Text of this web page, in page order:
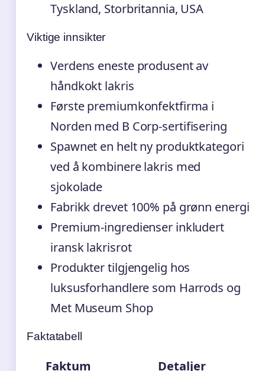
Tyskland, Storbritannia, USA
Viktige innsikter
Verdens eneste produsent av
håndkokt lakris
Første premiumkonfektfirma i
Norden med B Corp-sertifisering
Spawnet en helt ny produktkategori
ved å kombinere lakris med
sjokolade
Fabrikk drevet 100% på grønn energi
Premium-ingredienser inkludert
iransk lakrisrot
Produkter tilgjengelig hos
luksusforhandlere som Harrods og
Met Museum Shop
Faktatabell
Faktum Detaljer